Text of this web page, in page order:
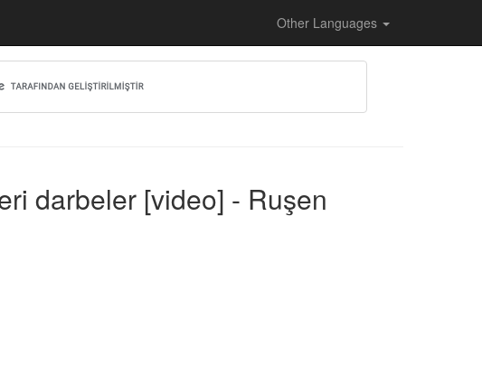
Other Languages
darbeler [video] - Ruşen